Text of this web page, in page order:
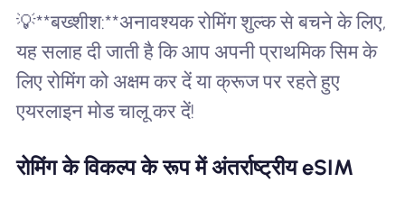
💡**बख्शीश:**अनावश्यक रोमिंग शुल्क से बचने के लिए,
यह सलाह दी जाती है कि आप अपनी प्राथमिक सिम के
लिए रोमिंग को अक्षम कर दें या क्रूज पर रहते हुए
एयरलाइन मोड चालू कर दें!
रोमिंग के विकल्प के रूप में अंतर्राष्ट्रीय eSIM